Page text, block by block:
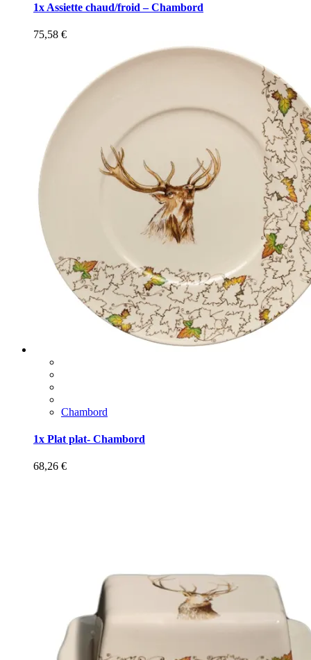
1x Assiette chaud/froid – Chambord
75,58 €
Chambord
1x Plat plat- Chambord
68,26 €